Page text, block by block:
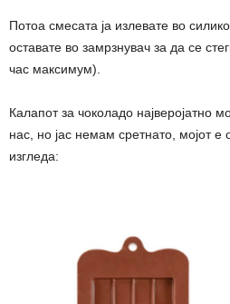
Потоа смесата ја излевате во
оставате во замрзнувач за да се
час максимум).
Калапот за чоколадо најверојатно
нас, но јас немам сретнато, мојот е
изгледа: